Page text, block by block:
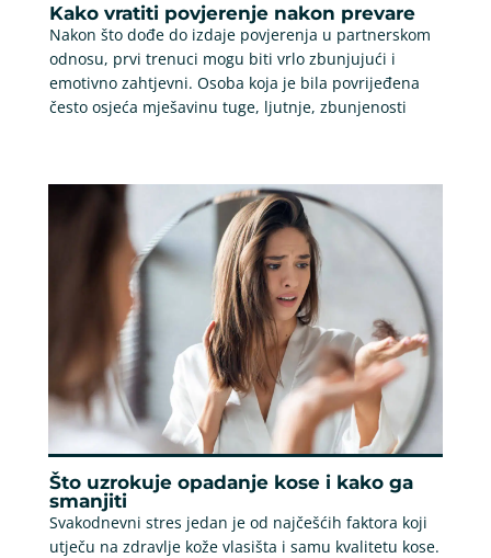
Kako vratiti povjerenje nakon prevare
Nakon što dođe do izdaje povjerenja u partnerskom
odnosu, prvi trenuci mogu biti vrlo zbunjujući i
emotivno zahtjevni. Osoba koja je bila povrijeđena
često osjeća mješavinu tuge, ljutnje, zbunjenosti
Što uzrokuje opadanje kose i kako ga
smanjiti
Svakodnevni stres jedan je od najčešćih faktora koji
utječu na zdravlje kože vlasišta i samu kvalitetu kose.